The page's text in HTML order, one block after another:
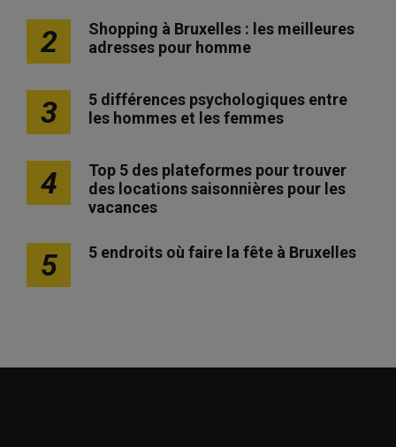
2
Shopping à Bruxelles : les meilleures
adresses pour homme
3
5 différences psychologiques entre
les hommes et les femmes
4
Top 5 des plateformes pour trouver
des locations saisonnières pour les
vacances
5 5 endroits où faire la fête à Bruxelles